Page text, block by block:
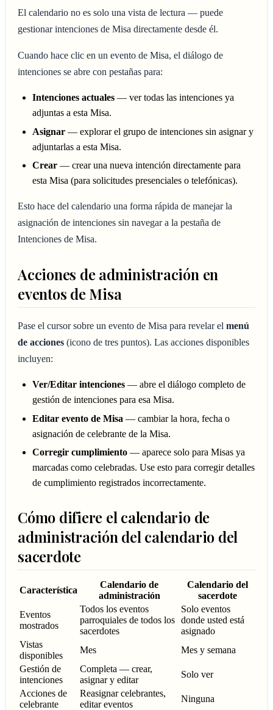
El calendario no es solo una vista de lectura — puede
gestionar intenciones de Misa directamente desde él.
Cuando hace clic en un evento de Misa, el diálogo de
intenciones se abre con pestañas para:
Intenciones actuales — ver todas las intenciones ya
adjuntas a esta Misa.
Asignar — explorar el grupo de intenciones sin asignar y
adjuntarlas a esta Misa.
Crear — crear una nueva intención directamente para
esta Misa (para solicitudes presenciales o telefónicas).
Esto hace del calendario una forma rápida de manejar la
asignación de intenciones sin navegar a la pestaña de
Intenciones de Misa.
Acciones de administración en
eventos de Misa
Pase el cursor sobre un evento de Misa para revelar el menú
de acciones (icono de tres puntos). Las acciones disponibles
incluyen:
Ver/Editar intenciones — abre el diálogo completo de
gestión de intenciones para esa Misa.
Editar evento de Misa — cambiar la hora, fecha o
asignación de celebrante de la Misa.
Corregir cumplimiento — aparece solo para Misas ya
marcadas como celebradas. Use esto para corregir detalles
de cumplimiento registrados incorrectamente.
Cómo difiere el calendario de
administración del calendario del
sacerdote
Característica
Calendario de
administración
Calendario del
sacerdote
Eventos
mostrados
Todos los eventos
parroquiales de todos los
sacerdotes
Solo eventos
donde usted está
asignado
Vistas
disponibles
Mes
Mes y semana
Gestión de
intenciones
Completa — crear,
asignar y editar
Solo ver
Acciones de
celebrante
Reasignar celebrantes,
editar eventos
Ninguna